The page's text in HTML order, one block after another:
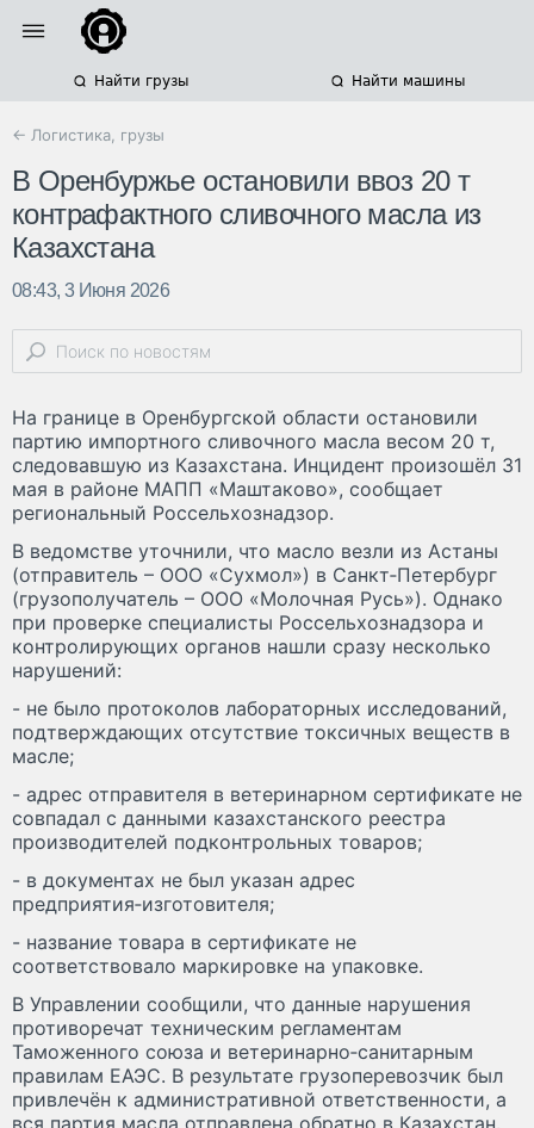
Найти грузы Найти машины
← Логистика, грузы
В Оренбуржье остановили ввоз 20 т
контрафактного сливочного масла из
Казахстана
08:43, 3 Июня 2026
На границе в Оренбургской области остановили
партию импортного сливочного масла весом 20 т,
следовавшую из Казахстана. Инцидент произошёл 31
мая в районе МАПП «Маштаково», сообщает
региональный Россельхознадзор.
В ведомстве уточнили, что масло везли из Астаны
(отправитель – ООО «Сухмол») в Санкт‑Петербург
(грузополучатель – ООО «Молочная Русь»). Однако
при проверке специалисты Россельхознадзора и
контролирующих органов нашли сразу несколько
нарушений:
- не было протоколов лабораторных исследований,
подтверждающих отсутствие токсичных веществ в
масле;
- адрес отправителя в ветеринарном сертификате не
совпадал с данными казахстанского реестра
производителей подконтрольных товаров;
- в документах не был указан адрес
предприятия‑изготовителя;
- название товара в сертификате не
соответствовало маркировке на упаковке.
В Управлении сообщили, что данные нарушения
противоречат техническим регламентам
Таможенного союза и ветеринарно‑санитарным
правилам ЕАЭС. В результате грузоперевозчик был
привлечён к административной ответственности, а